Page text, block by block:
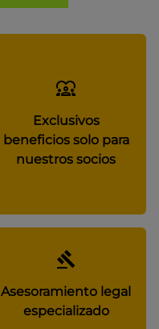
Exclusivos
beneficios solo para
nuestros socios
Asesoramiento legal
especializado